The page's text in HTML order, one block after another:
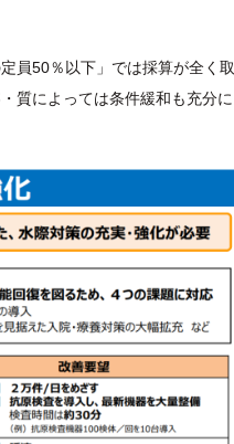
員50％以下」では採算が全く取
質によっては条件緩和も充分に